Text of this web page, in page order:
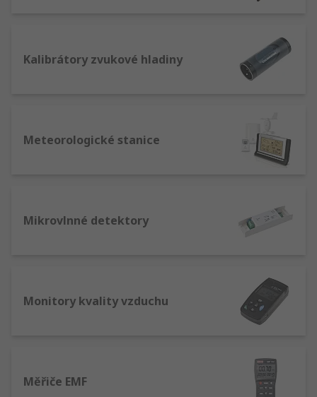
Kalibrátory zvukové hladiny
Meteorologické stanice
Mikrovlnné detektory
Monitory kvality vzduchu
Měřiče EMF